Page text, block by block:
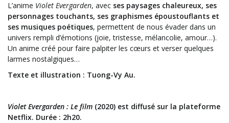
L’anime Violet Evergarden, avec ses paysages chaleureux, ses
personnages touchants, ses graphismes époustouflants et
ses musiques poétiques, permettent de nous évader dans un
univers rempli d’émotions (joie, tristesse, mélancolie, amour…).
Un anime créé pour faire palpiter les cœurs et verser quelques
larmes nostalgiques…
Texte et illustration : Tuong-Vy Au.
Violet Evergarden : Le film (2020) est diffusé sur la plateforme
Netflix. Durée : 2h20.